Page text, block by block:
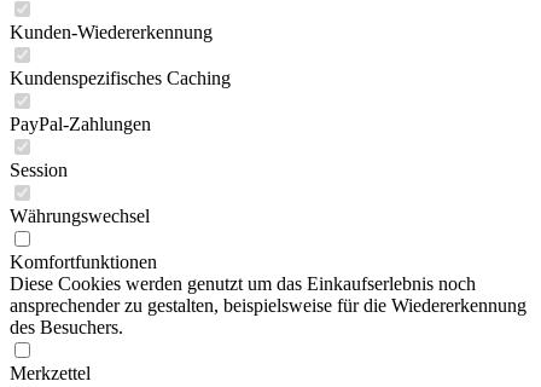
Kunden-Wiedererkennung
Kundenspezifisches Caching
PayPal-Zahlungen
Session
Währungswechsel
Komfortfunktionen
Diese Cookies werden genutzt um das Einkaufserlebnis noch
ansprechender zu gestalten, beispielsweise für die Wiedererkennung
des Besuchers.
Merkzettel